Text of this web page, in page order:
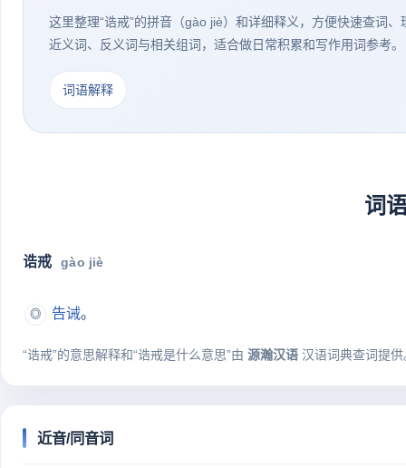
这里整理“诰戒”的拼音（gào jiè）和详细释义，方便快速查词
近义词、反义词与相关组词，适合做日常积累和写作用词参考。
词语解释
词
诰戒 gào jiè
◎ 告诫。
“诰戒”的意思解释和“诰戒是什么意思”由 源瀚汉语 汉语词典查词提供
近音/同音词